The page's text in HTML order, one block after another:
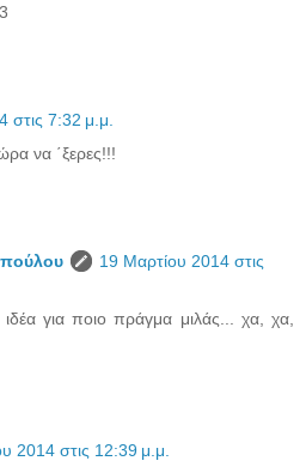
στις 7:32 μ.μ.
να ΄ξερες!!!
19 Μαρτίου 2014 στις
για ποιο πράγμα μιλάς... χα, χα,
2014 στις 12:39 μ.μ.